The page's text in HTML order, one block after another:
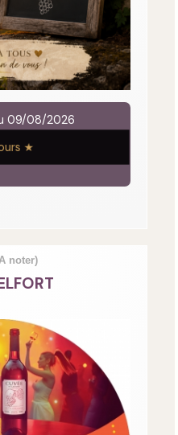
09/08/2026
★
noter)